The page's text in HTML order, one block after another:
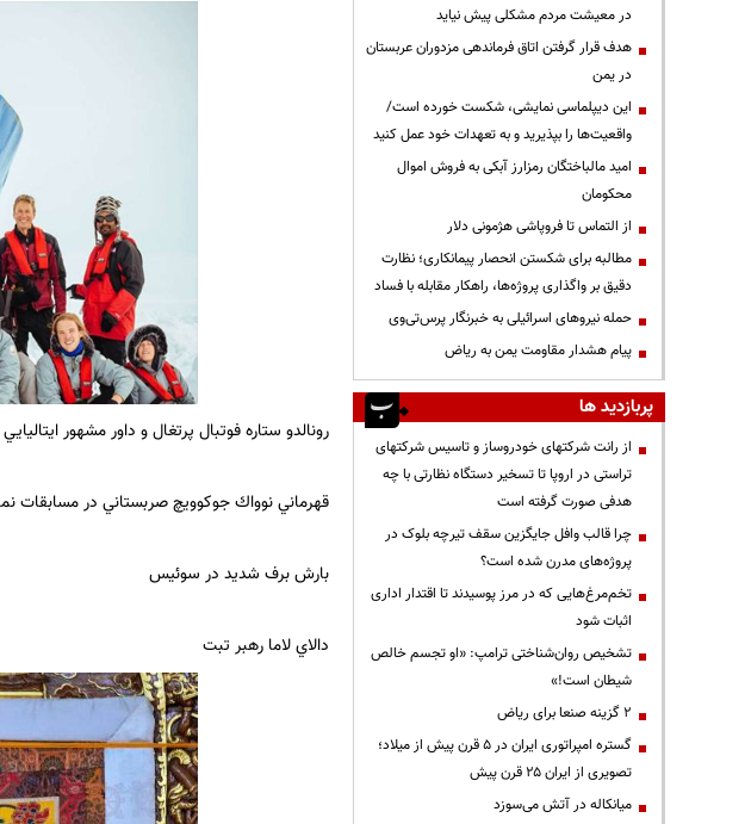
رونالدو ستاره فوتبال پرتغال و داور مشهور
قهرماني نوواك جوكوويچ صربستاني در مسابقات
بارش برف شديد در سوئيس
دالاي لاما رهبر تبت
در معیشت مردم مشکلی پیش نیاید
هدف قرار گرفتن اتاق‌ فرماندهی مزدوران عربستان
در یمن
این دیپلماسی نمایشی، شکست خورده است/
واقعیت‌ها را بپذیرید و به تعهدات خود عمل کنید
امید مالباختگان رمزارز آبکی به فروش اموال
محکومان
از التماس تا فروپاشی هژمونی دلار
مطالبه برای شکستن انحصار پیمانکاری؛ نظارت
دقیق بر واگذاری پروژه‌ها، راهکار مقابله با فساد
حمله نیروهای اسرائیلی به خبرنگار پرس‌تی‌وی
پیام هشدار مقاومت یمن به ریاض
پربازدید ها
از رانت‌ شرکتهای خودروساز و تاسیس شرکتهای
تراستی در اروپا تا تسخیر دستگاه نظارتی با چه
هدفی صورت گرفته است
چرا قالب وافل جایگزین سقف تیرچه بلوک در
پروژه‌های مدرن شده است؟
تخم‌مرغ‌هایی که در مرز پوسیدند تا اقتدار اداری
اثبات شود
تشخیص روان‌شناختی ترامپ: «او تجسم خالص
شیطان است!»
۲ گزینه صنعا برای ریاض
گستره امپراتوری ایران در ۵ قرن پیش از میلاد؛
تصویری از ایران ۲۵ قرن پیش
میانکاله در آتش می‌سوزد